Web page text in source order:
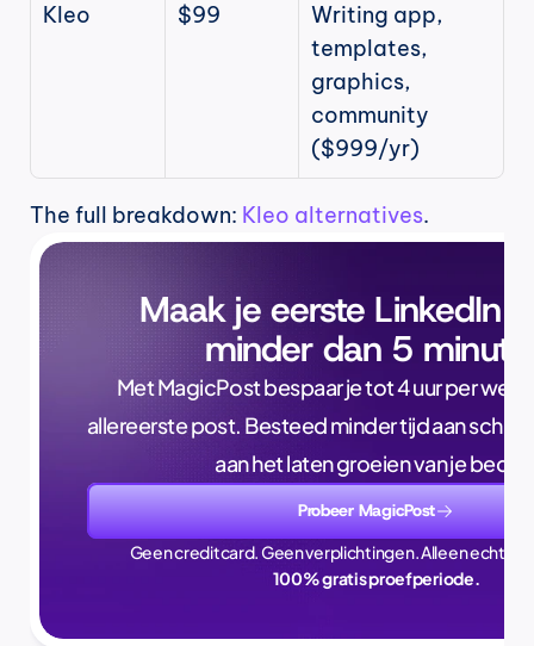
Kleo $99
Writing app,
templates,
graphics,
community
($999/yr)
The full breakdown: Kleo alternatives.
Maak je eerste LinkedIn
minder dan 5
Met MagicPost bespaar je tot 4 uur per
allereerste post. Besteed minder tijd aan
aan het laten groeien van je
Probeer MagicPost
Geen creditcard. Geen verplichtingen. Alleen echte
100% gratis proefperiode.